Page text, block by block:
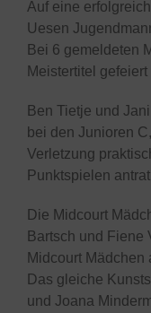
Auf eine
Uesen
Bei 6 gemeldeten
Meistertitel
Ben Tietje und
bei den Junioren
Verletzung
Punktspielen
Die Midcourt
Bartsch und Fiene
Midcourt
Das gleiche
und Joana